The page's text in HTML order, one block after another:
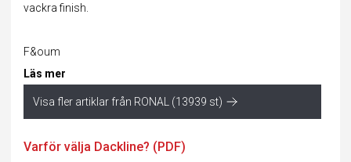
vackra finish.
F&oum
Läs mer
Visa fler artiklar från RONAL (13939 st)
Varför välja Dackline? (PDF)